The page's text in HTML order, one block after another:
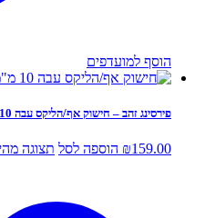
הוסף למועדפים
פירסינג זהב – חישוק אף/הליקס עבה 10 מ"מ
₪159.00 הוספה לסל תצוגה